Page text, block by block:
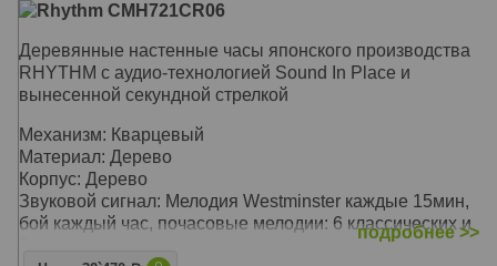
Rhythm CMH721CR06
Деревянные настенные часы японского производства
RHYTHM с аудио-технологией Sound In Place и
вынесенной секундной стрелкой
Механизм: Кварцевый
Материал: Дерево
Корпус: Дерево
Звуковой сигнал: Мелодия Westminster каждые 15мин,
бой каждый час, почасовые мелодии: 6 классических и
подробнее >>